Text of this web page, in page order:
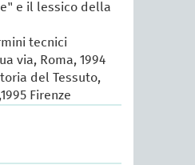
e il lessico della
tecnici
via, Roma, 1994
del Tessuto,
Firenze